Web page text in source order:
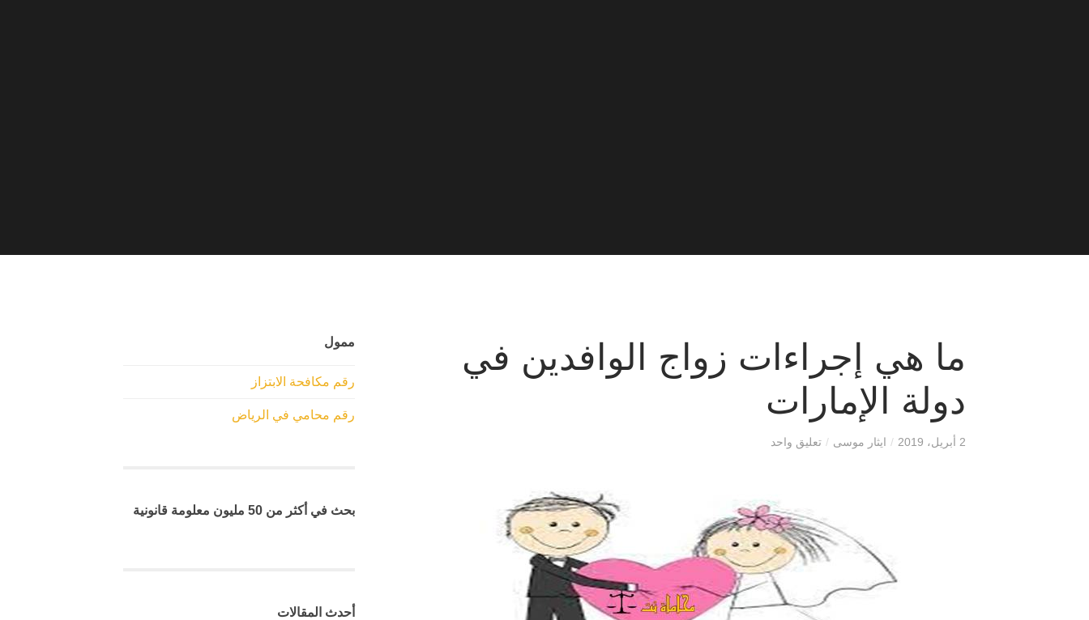
ما هي إجراءات زواج الوافدين في
دولة الإمارات
2 أبريل، 2019 / ايثار موسى / تعليق واحد
ممول
رقم مكافحة الابتزاز
رقم محامي في الرياض
بحث في أكثر من 50 مليون معلومة قانونية
أحدث المقالات